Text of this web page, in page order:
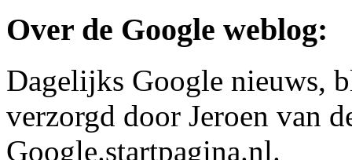
Over de Google weblog:
Dagelijks Google nieuws,
verzorgd door Jeroen van
Google.startpagina.nl.